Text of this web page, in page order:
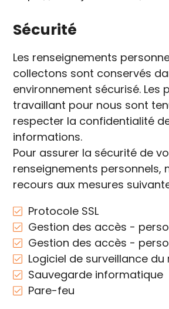
Sécurité
Les renseignements
collectons sont conservés
environnement sécurisé. Les
travaillant pour nous sont
respecter la confidentialité
informations.
Pour assurer la sécurité de
renseignements personnels,
recours aux mesures
Protocole SSL
Gestion des accès -
Gestion des accès -
Logiciel de surveillance du
Sauvegarde informatique
Pare-feu